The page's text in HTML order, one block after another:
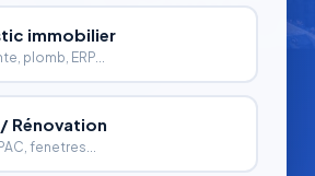
immobilier
plomb, ERP...
Rénovation
fenetres...